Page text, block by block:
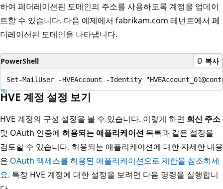
하여 페더레이션된 도메인의 주소를 사용하도록 계정을 업데이
트할 수 있습니다. 다음 예제에서 fabrikam.com 테넌트에서 페
더레이션된 도메인을 나타냅니다.
PowerShell 복사
HVE 계정 설정 보기
HVE 계정의 구성 설정을 볼 수 있습니다. 이렇게 하면 회신 주소
및 OAuth 인증에 허용되는 애플리케이션 목록과 같은 설정을
검토할 수 있습니다. 허용되는 애플리케이션에 대한 자세한 내용
은 OAuth 액세스를 허용된 애플리케이션으로 제한을 참조하세
요. 특정 HVE 계정에 대한 설정을 보려면 다음 명령을 실행합니